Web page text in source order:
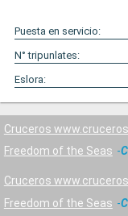
Puesta en servicio:
N° tripunlates:
Eslora:
Cruceros
Freedom of the Seas
Cruceros
Freedom of the Seas